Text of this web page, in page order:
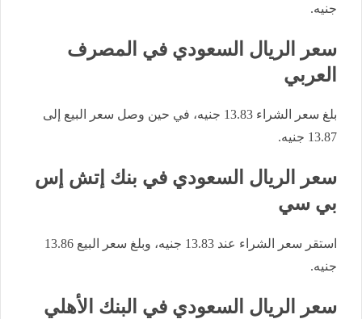
جنيه.
سعر الريال السعودي في المصرف
العربي
بلغ سعر الشراء 13.83 جنيه، في حين وصل سعر البيع إلى
13.87 جنيه.
سعر الريال السعودي في بنك إتش إس
بي سي
استقر سعر الشراء عند 13.83 جنيه، وبلغ سعر البيع 13.86
جنيه.
سعر الريال السعودي في البنك الأهلي